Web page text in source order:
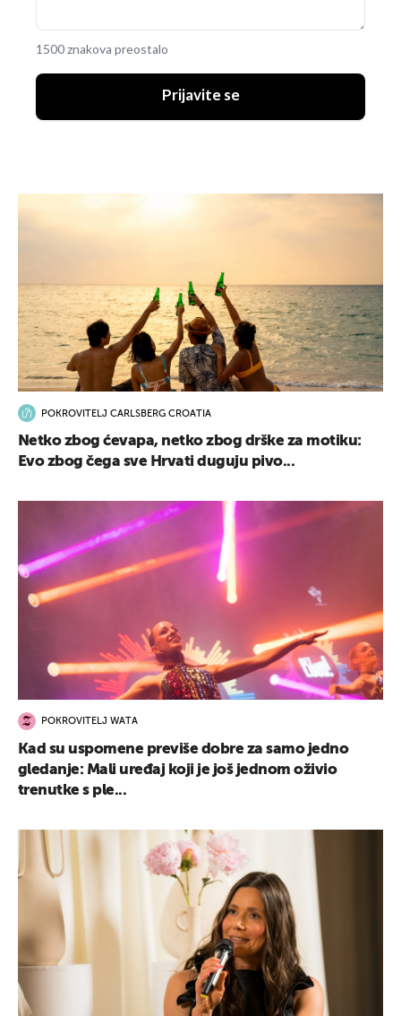
1500 znakova preostalo
Prijavite se
POKROVITELJ CARLSBERG CROATIA
Netko zbog ćevapa, netko zbog drške za motiku:
Evo zbog čega sve Hrvati duguju pivo...
POKROVITELJ WATA
Kad su uspomene previše dobre za samo jedno
gledanje: Mali uređaj koji je još jednom oživio
trenutke s ple...